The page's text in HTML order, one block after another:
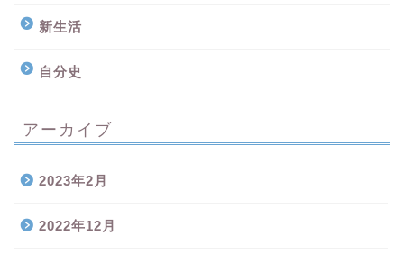
新生活
自分史
アーカイブ
2023年2月
2022年12月